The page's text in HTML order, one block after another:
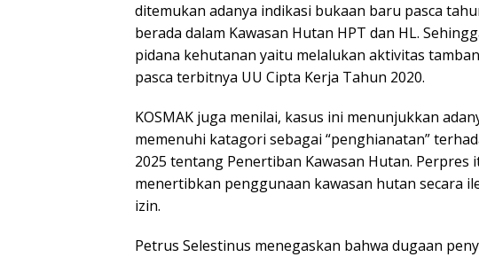
ditemukan adanya indikasi bukaan baru pasca
berada dalam Kawasan Hutan HPT dan HL.
pidana kehutanan yaitu melalukan aktivitas
pasca terbitnya UU Cipta Kerja Tahun 2020.
KOSMAK juga menilai, kasus ini menunjukkan
memenuhi katagori sebagai “penghianatan”
2025 tentang Penertiban Kawasan Hutan.
menertibkan penggunaan kawasan hutan secara
izin.
Petrus Selestinus menegaskan bahwa dugaan